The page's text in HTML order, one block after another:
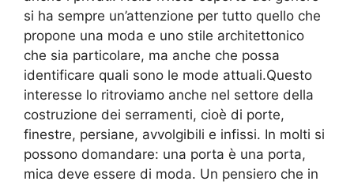
si ha sempre un’attenzione per tutto quello che
propone una moda e uno stile architettonico
che sia particolare, ma anche che possa
identificare quali sono le mode attuali.Questo
interesse lo ritroviamo anche nel settore della
costruzione dei serramenti, cioè di porte,
finestre, persiane, avvolgibili e infissi. In molti si
possono domandare: una porta è una porta,
mica deve essere di moda. Un pensiero che in